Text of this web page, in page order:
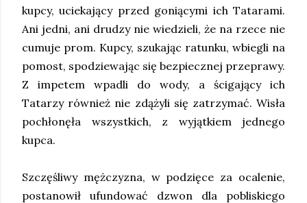
kupcy, uciekający przed goniącymi ich Tatarami.
Ani jedni, ani drudzy nie wiedzieli, że na rzece nie
cumuje prom. Kupcy, szukając ratunku, wbiegli na
pomost, spodziewając się bezpiecznej przeprawy.
Z impetem wpadli do wody, a ścigający ich
Tatarzy również nie zdążyli się zatrzymać. Wisła
pochłonęła wszystkich, z wyjątkiem jednego
kupca.
Szczęśliwy mężczyzna, w podzięce za ocalenie,
postanowił ufundować dzwon dla pobliskiego